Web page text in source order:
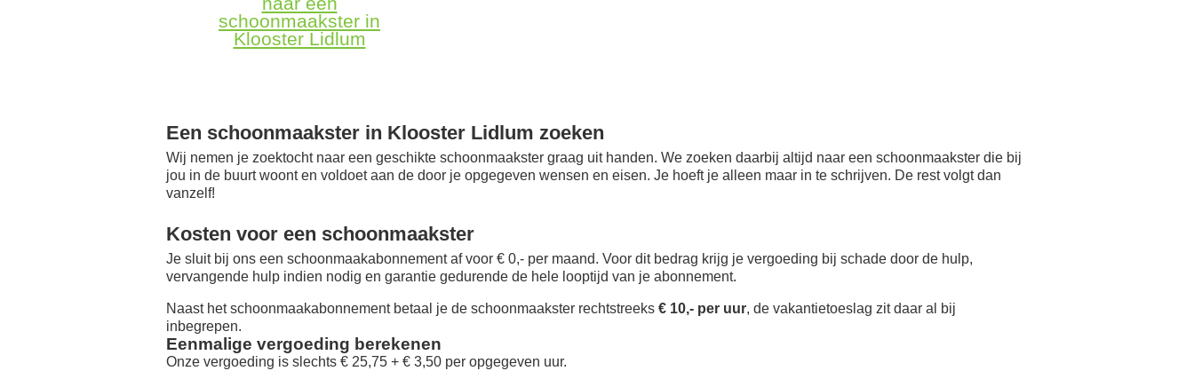
schoonmaakster in
Klooster Lidlum
Een schoonmaakster in Klooster Lidlum zoeken
Wij nemen je zoektocht naar een geschikte schoonmaakster graag uit handen. We zoeken daarbij altijd naar een schoonmaakster die bij
jou in de buurt woont en voldoet aan de door je opgegeven wensen en eisen. Je hoeft je alleen maar in te schrijven. De rest volgt dan
vanzelf!
Kosten voor een schoonmaakster
Je sluit bij ons een schoonmaakabonnement af voor € 0,- per maand. Voor dit bedrag krijg je vergoeding bij schade door de hulp,
vervangende hulp indien nodig en garantie gedurende de hele looptijd van je abonnement.
Naast het schoonmaakabonnement betaal je de schoonmaakster rechtstreeks € 10,- per uur, de vakantietoeslag zit daar al bij
inbegrepen.
Eenmalige vergoeding berekenen
Onze vergoeding is slechts € 25,75 + € 3,50 per opgegeven uur.